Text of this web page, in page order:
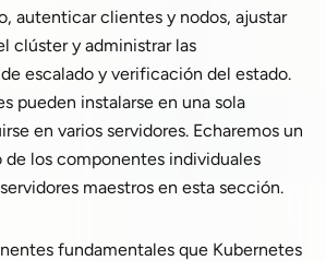
autenticar clientes y nodos, ajustar
clúster y administrar las
escalado y verificación del estado.
pueden instalarse en una sola
en varios servidores. Echaremos un
de los componentes individuales
maestros en esta sección.
fundamentales que Kubernetes